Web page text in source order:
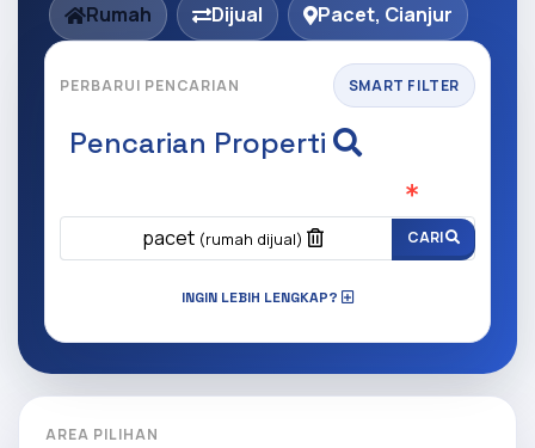
Rumah Dijual Pacet, Cianjur
PERBARUI PENCARIAN SMART FILTER
Pencarian Properti
pacet (rumah dijual) CARI
INGIN LEBIH LENGKAP?
AREA PILIHAN